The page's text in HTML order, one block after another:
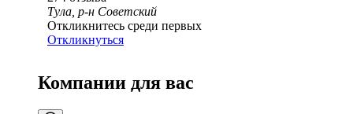
Тула, р-н Советский
Откликнитесь среди первых
Откликнуться
Компании для вас